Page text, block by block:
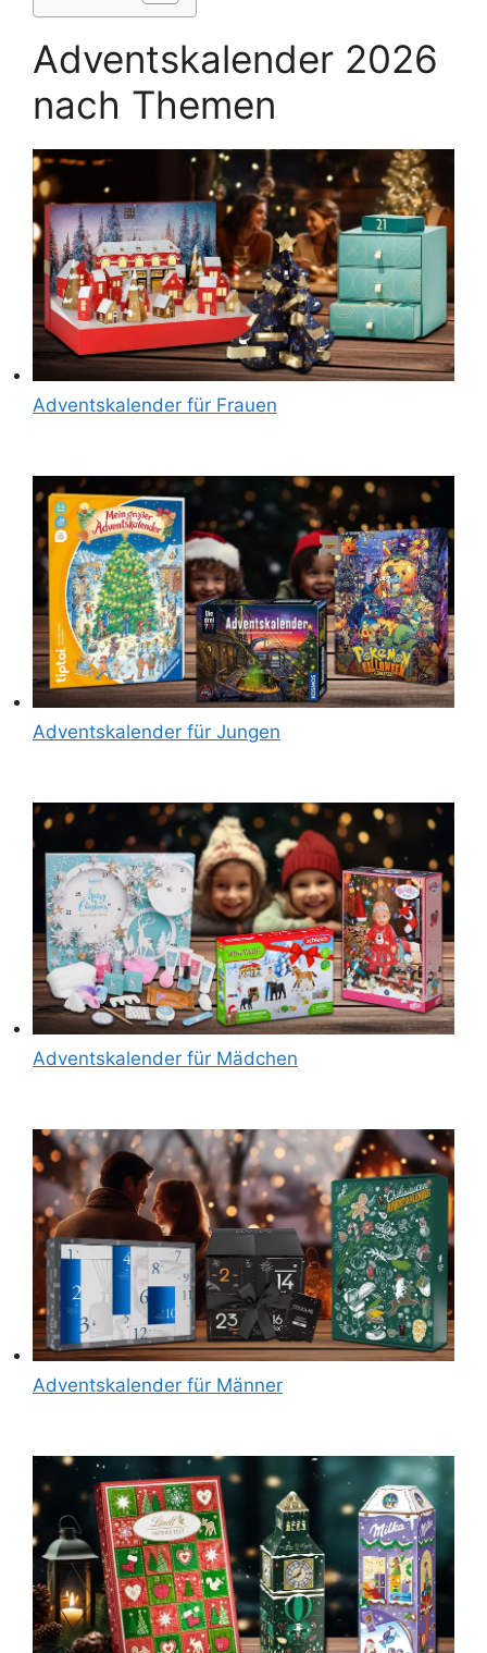
Adventskalender 2026
nach Themen
Adventskalender für Frauen
Adventskalender für Jungen
Adventskalender für Mädchen
Adventskalender für Männer